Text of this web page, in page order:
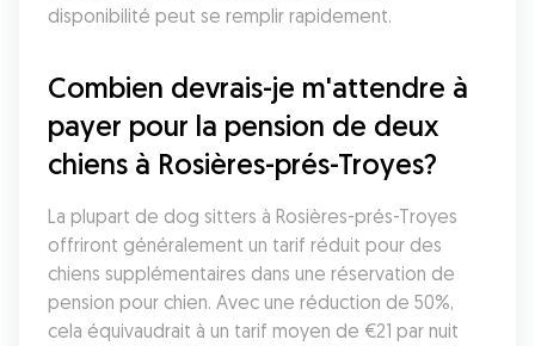
disponibilité peut se remplir rapidement.
Combien devrais-je m'attendre à
payer pour la pension de deux
chiens à Rosières-prés-Troyes?
La plupart de dog sitters à Rosières-prés-Troyes
offriront généralement un tarif réduit pour des
chiens supplémentaires dans une réservation de
pension pour chien. Avec une réduction de 50%,
cela équivaudrait à un tarif moyen de €21 par nuit